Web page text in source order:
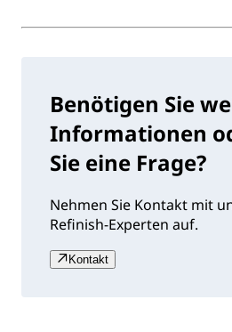
Benötigen Sie
Informationen
Sie eine Frage?
Nehmen Sie Kontakt mit
Refinish-Experten auf.
Kontakt